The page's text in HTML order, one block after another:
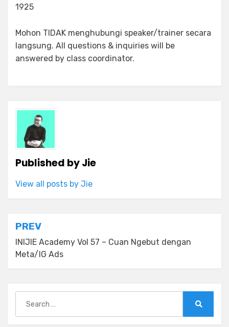
1925
Mohon TIDAK menghubungi speaker/trainer secara
langsung. All questions & inquiries will be
answered by class coordinator.
Published byJie
View all posts by Jie
Post
navigation
PREV
INIJIE Academy Vol 57 – Cuan Ngebut dengan
Meta/IG Ads
for: